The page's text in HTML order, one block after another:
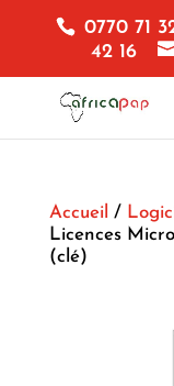
0770 71
42 16
Accueil /
Licences
(clé)